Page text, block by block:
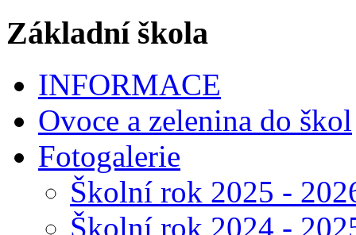
Základní škola
INFORMACE
Ovoce a zelenina do škol
Fotogalerie
Školní rok 2025 -
Školní rok 2024 -